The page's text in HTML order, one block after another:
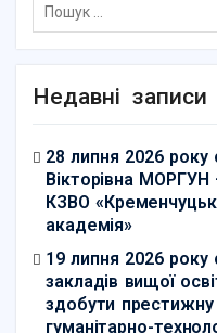
Недавні записи
28 липня 2026 року
Вікторівна
КЗВО
академія»
19 липня 2026
закладів вищої
здобути
гуманітарно-